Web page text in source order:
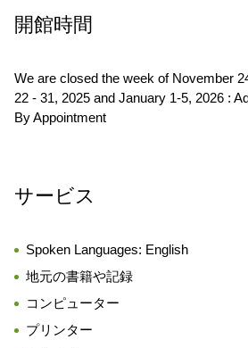
開館時間
We are closed the week of November
22 - 31, 2025 and January 1-5, 2026 :
By Appointment
サービス
Spoken Languages: English
地元の書籍や記録
コンピューター
プリンター